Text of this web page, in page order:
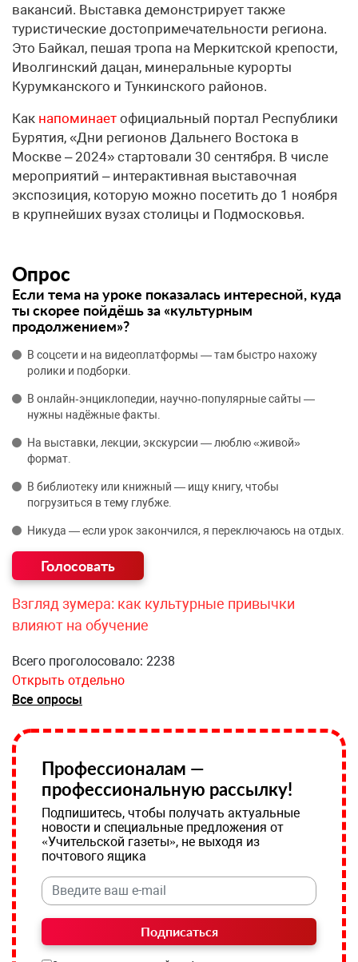
вакансий. Выставка демонстрирует также
туристические достопримечательности региона.
Это Байкал, пешая тропа на Меркитской крепости,
Иволгинский дацан, минеральные курорты
Курумканского и Тункинского районов.
Как напоминает официальный портал Республики
Бурятия, «Дни регионов Дальнего Востока в
Москве – 2024» стартовали 30 сентября. В числе
мероприятий – интерактивная выставочная
экспозиция, которую можно посетить до 1 ноября
в крупнейших вузах столицы и Подмосковья.
Опрос
Если тема на уроке показалась интересной, куда
ты скорее пойдёшь за «культурным
продолжением»?
В соцсети и на видеоплатформы — там быстро нахожу
ролики и подборки.
В онлайн‑энциклопедии, научно‑популярные сайты —
нужны надёжные факты.
На выставки, лекции, экскурсии — люблю «живой»
формат.
В библиотеку или книжный — ищу книгу, чтобы
погрузиться в тему глубже.
Никуда — если урок закончился, я переключаюсь на отдых.
Взгляд зумера: как культурные привычки
влияют на обучение
Всего проголосовало: 2238
Открыть отдельно
Все опросы
Профессионалам —
профессиональную рассылку!
Подпишитесь, чтобы получать актуальные
новости и специальные предложения от
«Учительской газеты», не выходя из
почтового ящика
Подписаться